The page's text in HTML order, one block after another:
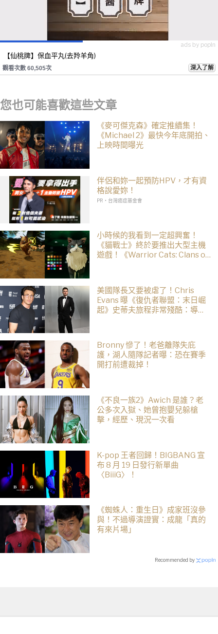
ads by popIn
【仙桃牌】保血平丸(去羚羊角)
觀看次數 60,505次 深入了解
您也可能喜歡這些文章
《麥可傑克森》確定推續集！
《Michael 2》最快今年底開拍、
上映時間曝光
伴侶和妳一起預防HPV，才有資
格說愛妳！
PR・台灣癌症基金會
小時候的我看到一定超興奮！
《貓戰士》終於要推出大型主機
遊戲！《Warrior Cats: Clans of
美國隊長又要被虐了！Chris
Evans 曝《復仇者聯盟：末日崛
起》史蒂夫旅程非常殘酷：導演
Bronny 慘了！老爸離隊失庇
護，湖人隨隊記者曝：恐在賽季
開打前遭裁掉！
《不良一族2》Awich 是誰？老
公多次入獄、她曾抱嬰兒躲槍
擊，經歷、現況一次看
K-pop 王者回歸！BIGBANG 宣
布 8 月 19 日發行新單曲
〈BiiiG〉！
《蜘蛛人：重生日》成家班沒參
與！不過導演證實：成龍「真的
有來片場」
Recommended by